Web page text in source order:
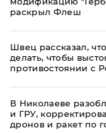
раскрыл Флеш
Швец рассказал,
делать, чтобы
противостоянии с
В Николаеве
и ГРУ,
дронов и ракет по